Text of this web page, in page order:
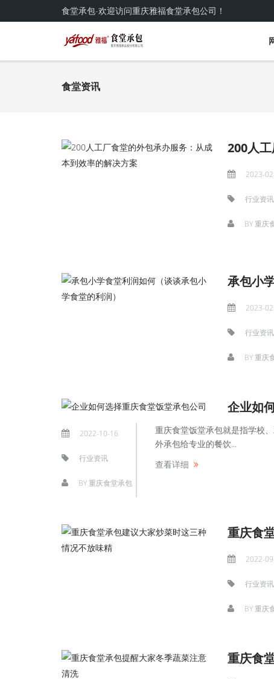
食堂承包-欢迎访问重庆雅福食堂承包公司！
食堂资讯
200人
2023-
行业资讯
BY重庆
承包小
2023-
行业资讯
BY重庆
企业如
2022-10-16
行业资讯
BY重庆食堂承包
重庆食堂饭堂承包就是指学校
外承包给专业的餐饮...
查看详细
重庆食
2022-
行业资讯
BY重庆
重庆食